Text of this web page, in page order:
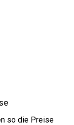
so die Preise